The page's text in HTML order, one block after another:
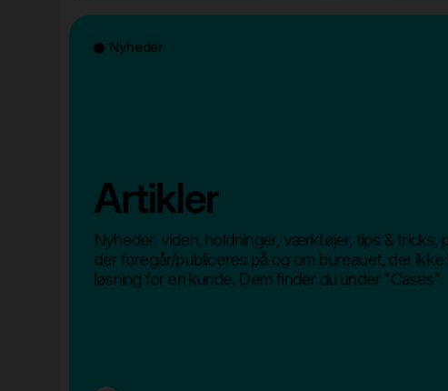
Nyheder
Artikler
Nyheder, viden, holdninger, værktøjer, tips & tricks,
der foregår/publiceres på og om bureauet, der
løsning for en kunde. Dem finder du under "Cases".